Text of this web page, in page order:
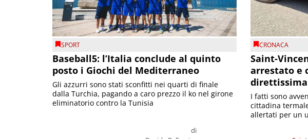
SPORT
Baseball5: l’Italia conclude al quinto
posto i Giochi del Mediterraneo
di
Gli azzurri sono stati sconfitti nei quarti di finale
dalla Turchia, pagando a caro prezzo il ko nel girone
eliminatorio contro la Tunisia
CRONACA
Saint-
arrestato e
I fatti sono
cittadina
allertati per un